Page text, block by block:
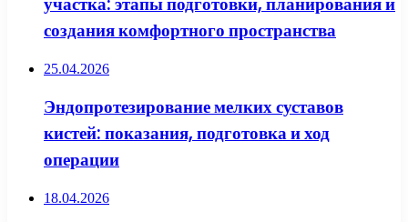
создания комфортного пространства
25.04.2026
Эндопротезирование мелких суставов
кистей: показания, подготовка и ход
операции
18.04.2026